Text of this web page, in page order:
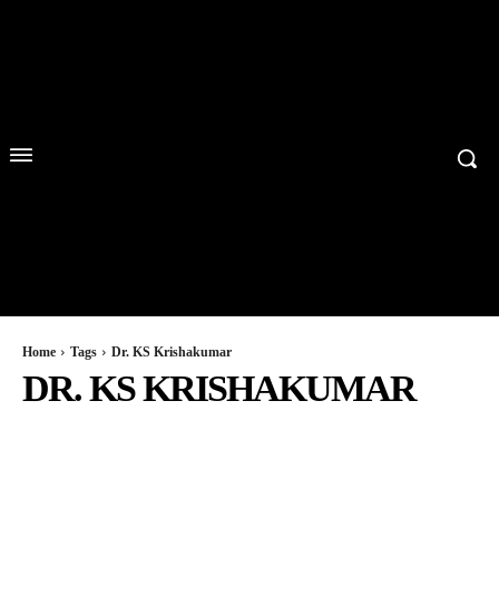
Home Tags Dr. KS Krishakumar
DR. KS KRISHAKUMAR